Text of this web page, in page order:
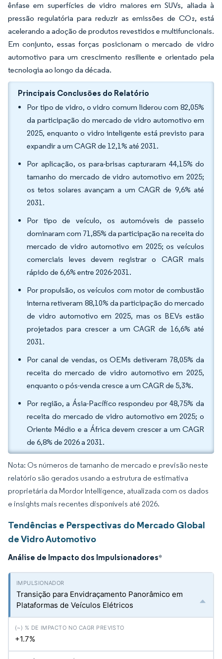
ênfase em superfícies de vidro maiores em SUVs, aliada à
pressão regulatória para reduzir as emissões de CO₂, está
acelerando a adoção de produtos revestidos e multifuncionais.
Em conjunto, essas forças posicionam o mercado de vidro
automotivo para um crescimento resiliente e orientado pela
tecnologia ao longo da década.
Principais Conclusões do Relatório
Por tipo de vidro, o vidro comum liderou com 82,05%
da participação do mercado de vidro automotivo em
2025, enquanto o vidro inteligente está previsto para
expandir a um CAGR de 12,1% até 2031.
Por aplicação, os para-brisas capturaram 44,15% do
tamanho do mercado de vidro automotivo em 2025;
os tetos solares avançam a um CAGR de 9,6% até
2031.
Por tipo de veículo, os automóveis de passeio
dominaram com 71,85% da participação na receita do
mercado de vidro automotivo em 2025; os veículos
comerciais leves devem registrar o CAGR mais
rápido de 6,6% entre 2026-2031.
Por propulsão, os veículos com motor de combustão
interna retiveram 88,10% da participação do mercado
de vidro automotivo em 2025, mas os BEVs estão
projetados para crescer a um CAGR de 16,6% até
2031.
Por canal de vendas, os OEMs detiveram 78,05% da
receita do mercado de vidro automotivo em 2025,
enquanto o pós-venda cresce a um CAGR de 5,3%.
Por região, a Ásia-Pacífico respondeu por 48,75% da
receita do mercado de vidro automotivo em 2025; o
Oriente Médio e a África devem crescer a um CAGR
de 6,8% de 2026 a 2031.
Nota: Os números de tamanho de mercado e previsão neste
relatório são gerados usando a estrutura de estimativa
proprietária da Mordor Intelligence, atualizada com os dados
e insights mais recentes disponíveis até 2026.
Tendências e Perspectivas do Mercado Global
de Vidro Automotivo
Análise de Impacto dos Impulsionadores*
Transição para Envidraçamento Panorâmico em
Plataformas de Veículos Elétricos
+1.7%